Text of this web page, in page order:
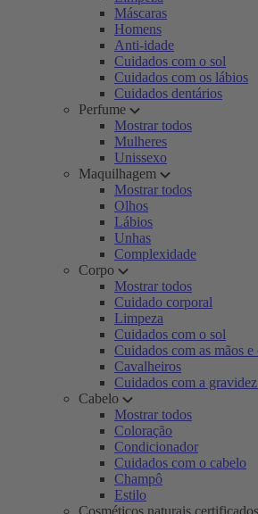
Máscaras
Homens
Anti-idade
Cuidados com o sol
Cuidados com os lábios
Cuidados dentários
Perfume
Mostrar todos
Mulheres
Unissexo
Maquilhagem
Mostrar todos
Olhos
Lábios
Unhas
Complexidade
Corpo
Mostrar todos
Cuidado corporal
Limpeza
Cuidados com o sol
Cuidados com as mãos e
Cavalheiros
Cuidados com a
Cabelo
Mostrar todos
Coloração
Condicionador
Cuidados com o cabelo
Champô
Estilo
Cosméticos naturais certificados